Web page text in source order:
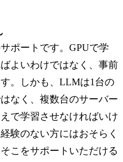
ポートです。GPUで学
よいわけではなく、事前
。しかも、LLMは1台の
なく、複数台のサーバー
で学習させなければいけ
験のない方にはおそらく
こをサポートいただける